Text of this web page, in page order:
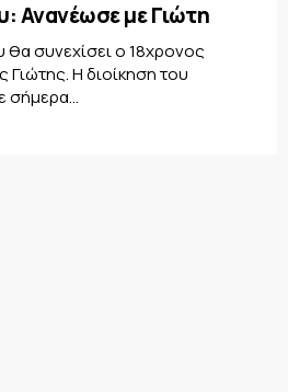
Ανανέωσε με Γιώτη
συνεχίσει ο 18χρονος
Γιώτης. Η διοίκηση του
σήμερα...